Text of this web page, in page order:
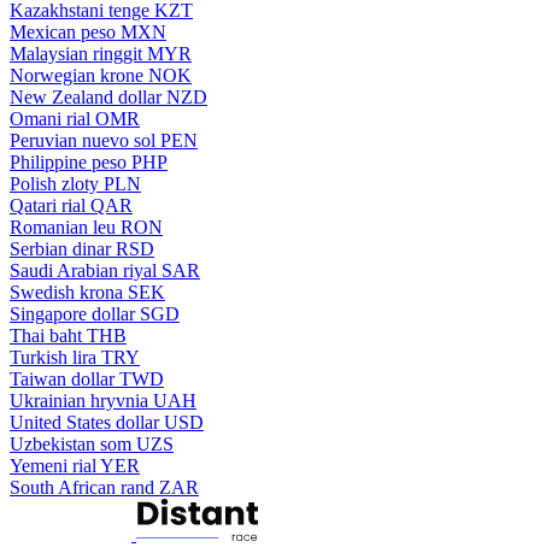
Kazakhstani tenge KZT
Mexican peso MXN
Malaysian ringgit MYR
Norwegian krone NOK
New Zealand dollar NZD
Omani rial OMR
Peruvian nuevo sol PEN
Philippine peso PHP
Polish zloty PLN
Qatari rial QAR
Romanian leu RON
Serbian dinar RSD
Saudi Arabian riyal SAR
Swedish krona SEK
Singapore dollar SGD
Thai baht THB
Turkish lira TRY
Taiwan dollar TWD
Ukrainian hryvnia UAH
United States dollar USD
Uzbekistan som UZS
Yemeni rial YER
South African rand ZAR